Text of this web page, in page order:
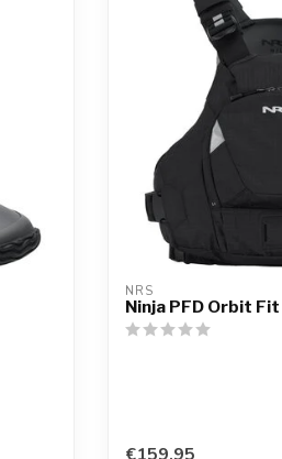
NRS
Ninja PFD Orbit Fit